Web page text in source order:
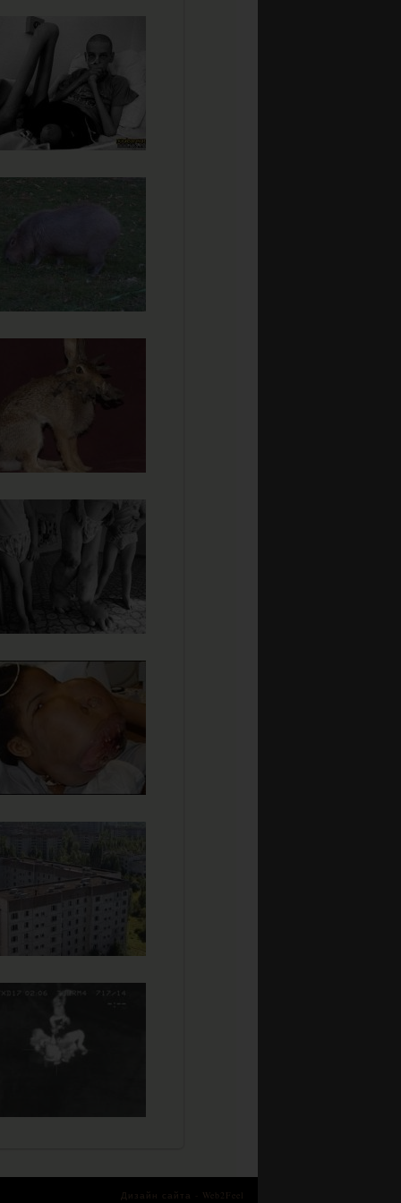
Дизайн сайта - Web2Feel